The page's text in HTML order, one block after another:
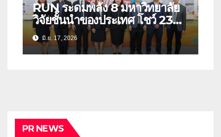
RUN ระดมพลัง 8 มหาวิทยาลัย
วิจัยชั้นนำของประเทศ โชว์ 23
นวัตกรรมรับมือภัยพิบัติ สร้าง
“ประเทศไทยที่พร้อมรับวิกฤต” ใน
งานมหกรรมงานวิจัยแห่งชาติ
มิ.ย. 17, 2026
PR NEWS